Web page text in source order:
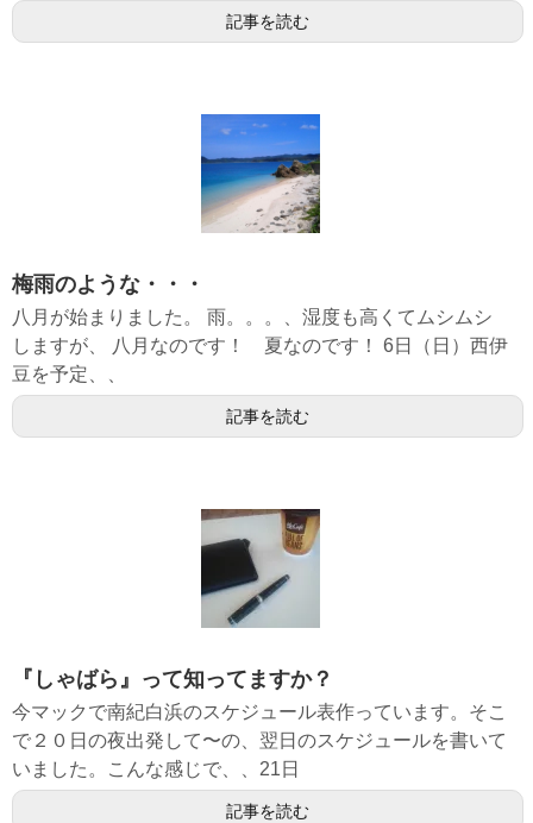
記事を読む
梅雨のような・・・
八月が始まりました。 雨。。。、湿度も高くてムシムシ
しますが、 八月なのです！ 夏なのです！ 6日（日）西伊
豆を予定、、
記事を読む
『しゃばら』って知ってますか？
今マックで南紀白浜のスケジュール表作っています。そこ
で２０日の夜出発して〜の、翌日のスケジュールを書いて
いました。こんな感じで、、21日
記事を読む